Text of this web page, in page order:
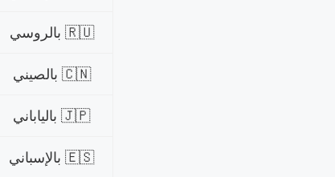
🇷🇺 بالروسي
🇨🇳 بالصيني
🇯🇵 بالياباني
🇪🇸 بالإسباني